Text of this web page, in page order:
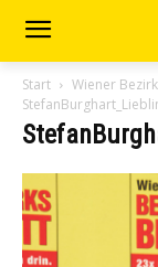
Start
Wiener